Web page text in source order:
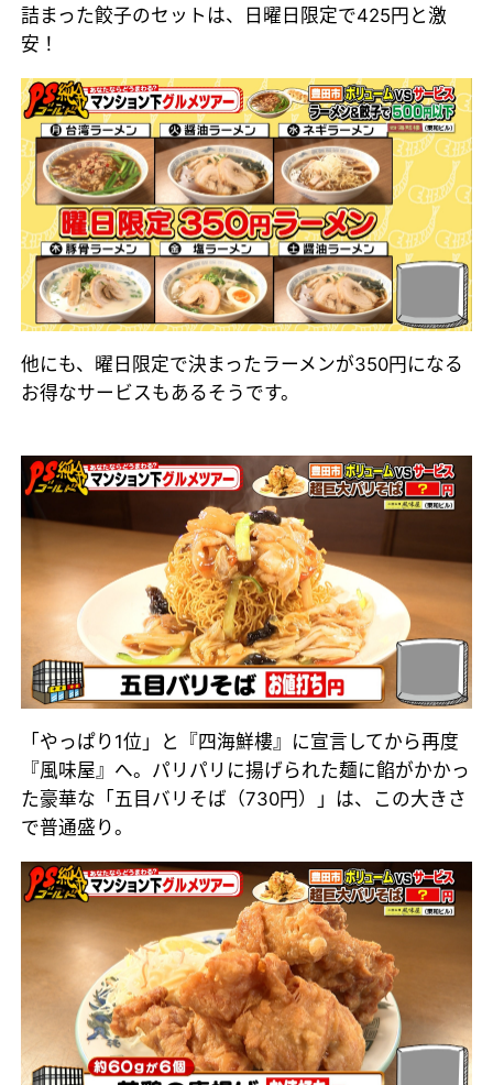
詰まった餃子のセットは、日曜日限定で425円と激
安！
他にも、曜日限定で決まったラーメンが350円になる
お得なサービスもあるそうです。
「やっぱり1位」と『四海鮮樓』に宣言してから再度
『風味屋』へ。パリパリに揚げられた麺に餡がかかっ
た豪華な「五目バリそば（730円）」は、この大きさ
で普通盛り。